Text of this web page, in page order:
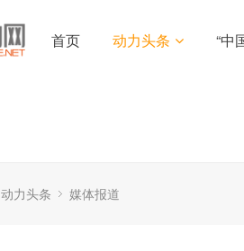
首页 动力头条 “中
动力头条 媒体报道